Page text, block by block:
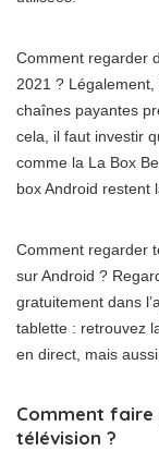
Comment regarder
2021 ?
chaînes payantes
cela, il faut investir
comme la La Box
box Android restent
Comment regarder
sur Android ?
gratuitement dans
tablette : retrouvez
en direct, mais
Comment faire
télévision ?